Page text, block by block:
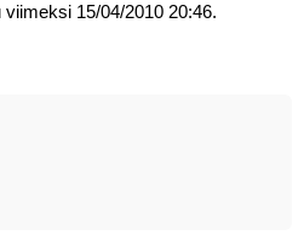
15/04/2010 20:46.